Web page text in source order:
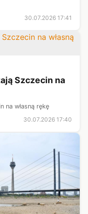
30.07.2026 17:41
Szczecin na
na własną rękę
30.07.2026 17:40